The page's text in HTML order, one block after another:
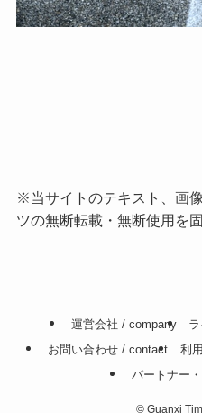
※当サイトのテキスト、画
ツの無断転載・無断使用を
運営会社 / company
お問い合わせ / contact
利
パートナー
©Guanxi